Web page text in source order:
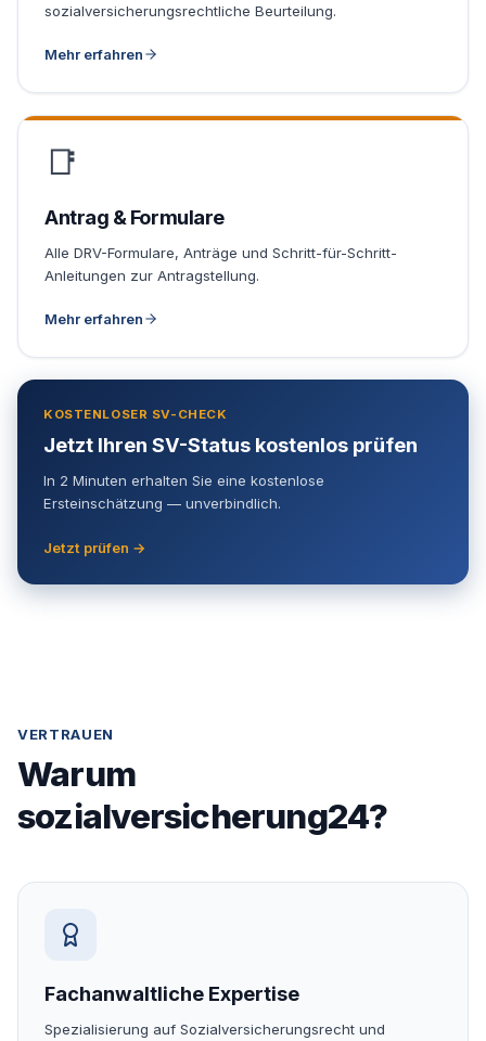
sozialversicherungsrechtliche Beurteilung.
Mehr erfahren
📑
Antrag & Formulare
Alle DRV-Formulare, Anträge und Schritt-für-Schritt-
Anleitungen zur Antragstellung.
Mehr erfahren
KOSTENLOSER SV-CHECK
Jetzt Ihren SV-Status kostenlos prüfen
In 2 Minuten erhalten Sie eine kostenlose
Ersteinschätzung — unverbindlich.
Jetzt prüfen →
VERTRAUEN
Warum
sozialversicherung24?
Fachanwaltliche Expertise
Spezialisierung auf Sozialversicherungsrecht und